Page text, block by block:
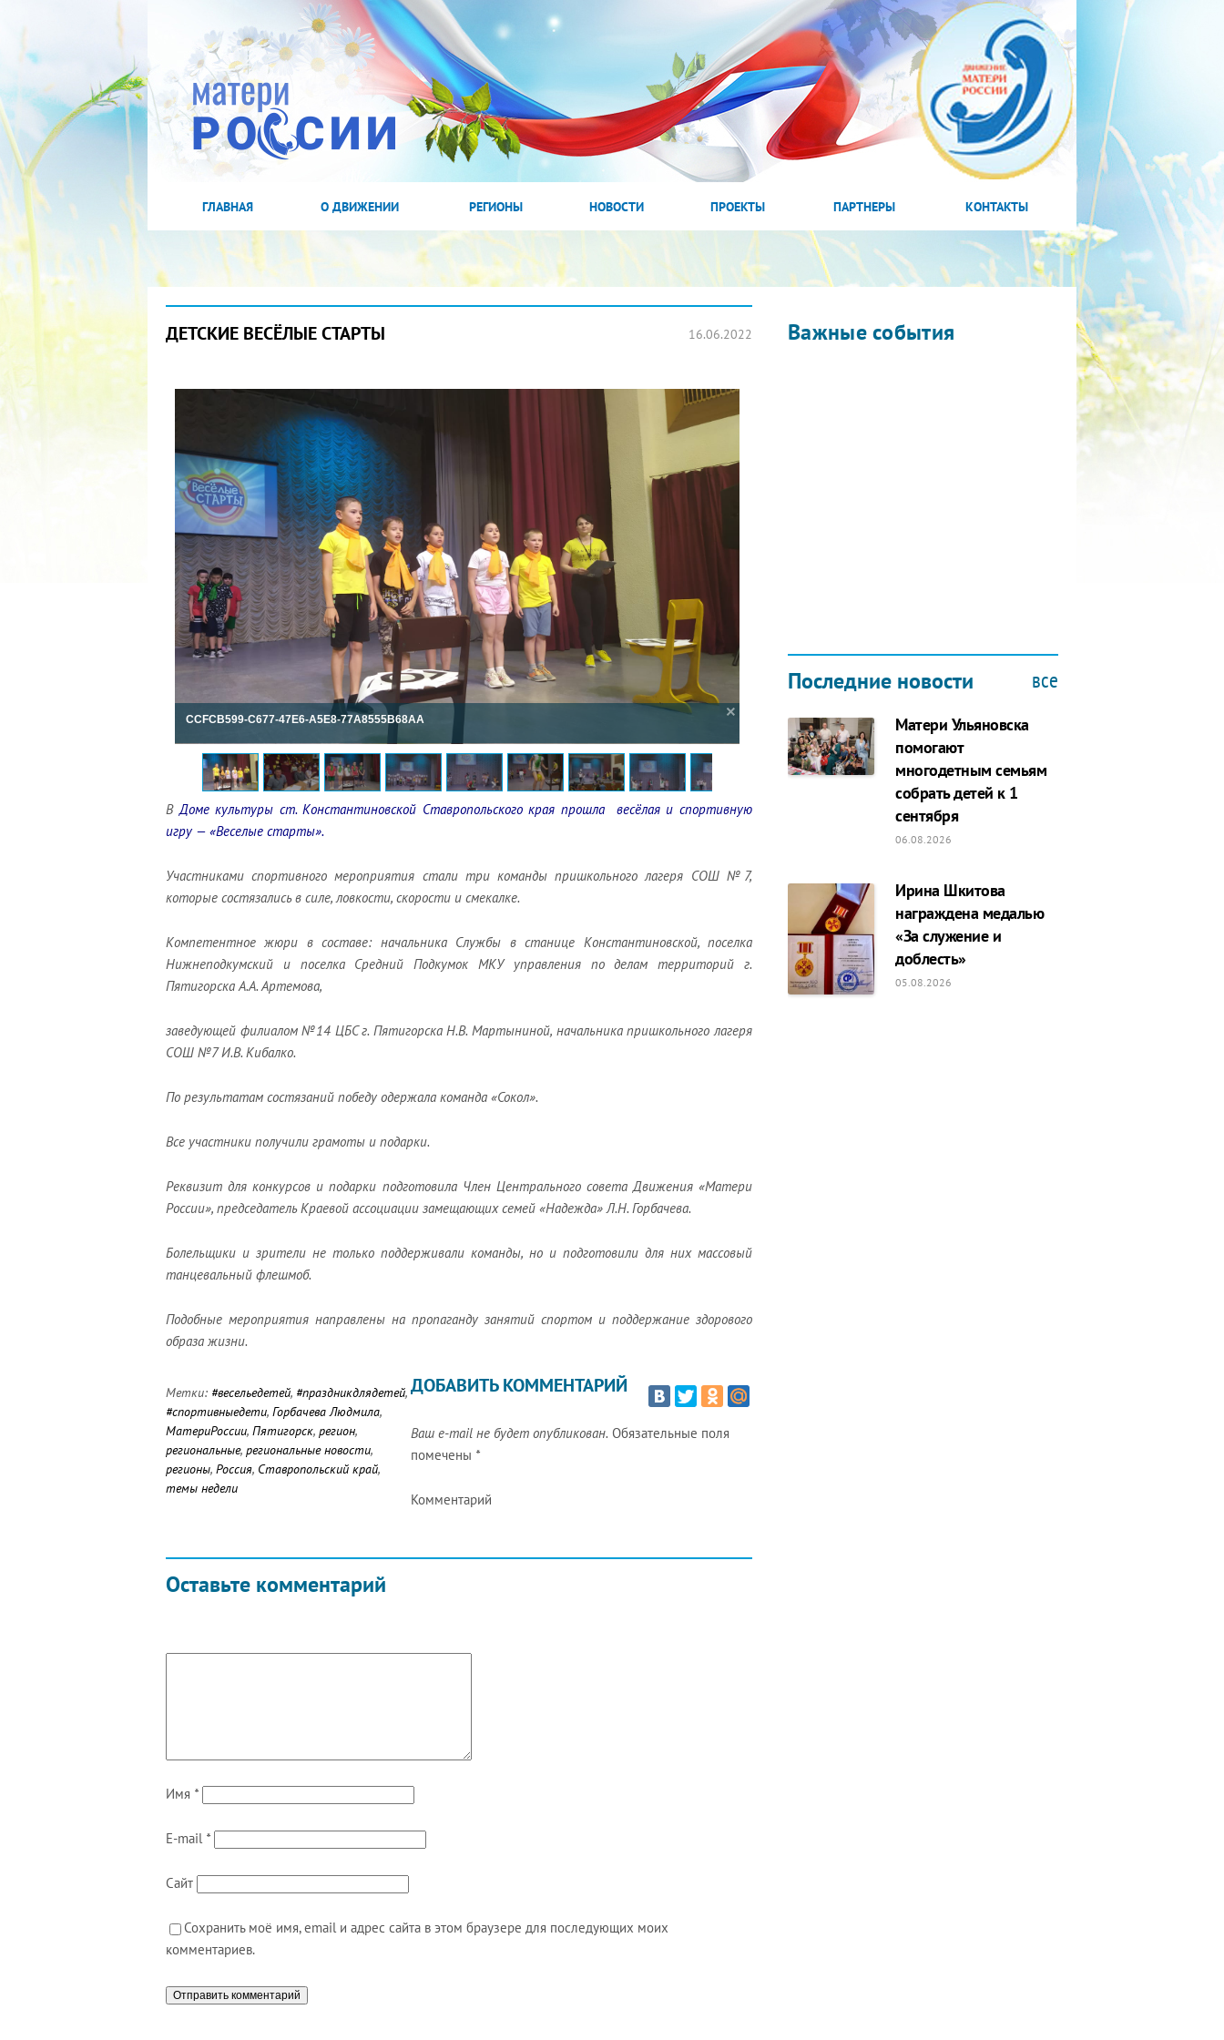
ГЛАВНАЯ О ДВИЖЕНИИ РЕГИОНЫ НОВОСТИ ПРОЕКТЫ ПАРТНЕРЫ КОНТАКТЫ
ДЕТСКИЕ ВЕСЁЛЫЕ СТАРТЫ 16.06.2022
CCFCB599-C677-47E6-A5E8-77A8555B68AA
ВДоме культуры ст. Константиновской Ставропольского края прошла
весёлая и спортивную
игру — «Веселые старты».
Участниками спортивного мероприятия стали три команды пришкольного лагеря СОШ №7,
которые состязались в силе, ловкости, скорости и смекалке.
Компетентное жюри в составе: начальника Службы в станице Константиновской, поселка
Нижнеподкумский и поселка Средний Подкумок МКУ управления по делам территорий г.
Пятигорска А.А. Артемова,
заведующей филиалом №14 ЦБС г. Пятигорска Н.В. Мартыниной, начальника пришкольного лагеря
СОШ №7 И.В. Кибалко.
По результатам состязаний победу одержала команда «Сокол».
Все участники получили грамоты и подарки.
Реквизит для конкурсов и подарки подготовила Член Центрального совета Движения «Матери
России», председатель Краевой ассоциации замещающих семей «Надежда» Л.Н. Горбачева.
Болельщики и зрители не только поддерживали команды, но и подготовили для них массовый
танцевальный флешмоб.
Подобные мероприятия направлены на пропаганду занятий спортом и поддержание здорового
образа жизни.
Метки: #весельедетей, #праздникдлядетей,
#спортивныедети, Горбачева Людмила,
МатериРоссии, Пятигорск, регион,
региональные, региональные новости,
регионы, Россия, Ставропольский край,
темы недели
Оставьте комментарий
ДОБАВИТЬ КОММЕНТАРИЙ
Ваш e-mail не будет опубликован. Обязательные поля
помечены *
Комментарий
Имя *
E-mail *
Сайт
Сохранить моё имя, email и адрес сайта в этом браузере для последующих моих
комментариев.
Важные события
2022 ГОД ПРОВОЗГЛАШЕН ГОДОМ
МАТЕРИ В ЯКУТИИ
19.12.2021
Последние новости все
Матери Ульяновска
помогают
многодетным семьям
собрать детей к 1
сентября
06.08.2026
Ирина Шкитова
награждена медалью
«За служение и
доблесть»
05.08.2026